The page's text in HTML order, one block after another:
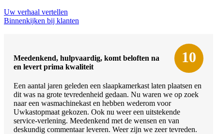
Uw verhaal vertellen
Binnenkijken bij klanten
10
Meedenkend, hulpvaardig, komt beloften na
en levert prima kwaliteit
Een aantal jaren geleden een slaapkamerkast laten plaatsen en
dit was na grote tevredenheid gedaan. Nu waren we op zoek
naar een wasmachinekast en hebben wederom voor
Uwkastopmaat gekozen. Ook nu weer een uitstekende
service-verlening. Meedenkend met de wensen en van
deskundig commentaar leveren. Weer zijn we zeer tevreden.